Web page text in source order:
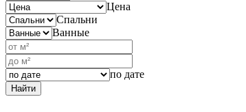
Цена
Спальни
Ванные
по дате
Найти